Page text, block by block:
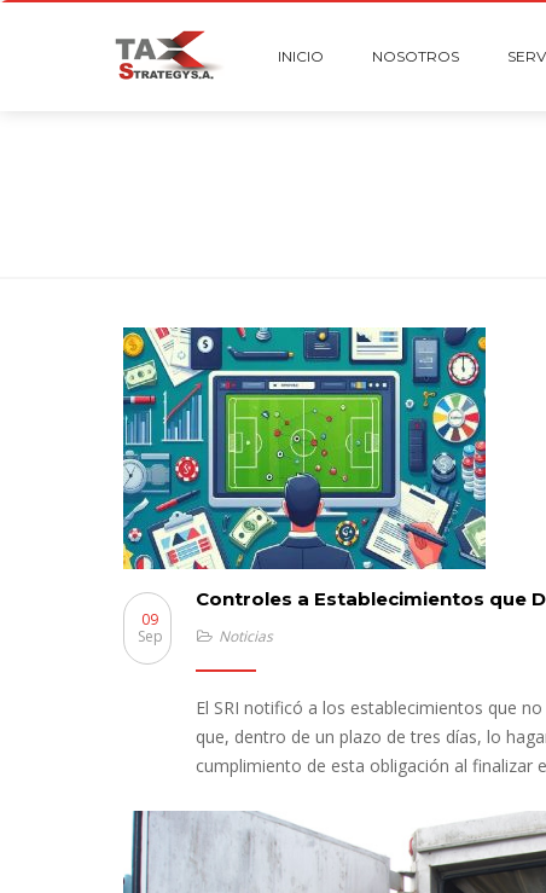
INICIO NOSOTROS
Controles a Establecimientos que
09
Sep
Noticias
El SRI notificó a los establecimientos que
que, dentro de un plazo de tres días, lo
cumplimiento de esta obligación al finalizar